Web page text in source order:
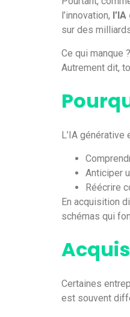
l’innovation,
sur des
Ce qui manque ?
Autrement dit,
L’IA
Anticiper
Réécrire
En acquisition
schémas qui
Certaines
est souvent